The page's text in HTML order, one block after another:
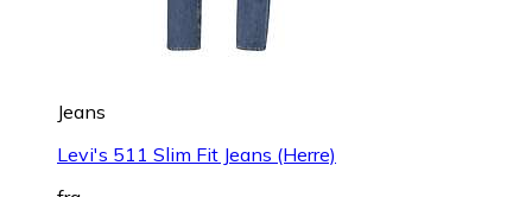
Jeans
Levi's 511 Slim Fit Jeans (Herre)